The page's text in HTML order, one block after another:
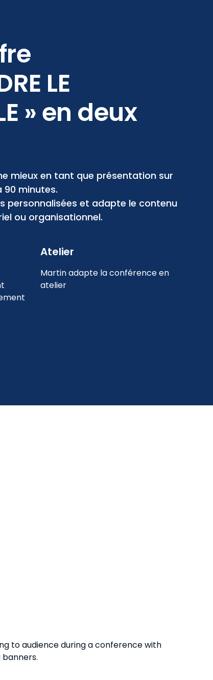
LE
» en deux
mieux en tant que présentation sur
90 minutes.
personnalisées et adapte le contenu
ou organisationnel.
Atelier
Martin adapte la conférence en
atelier